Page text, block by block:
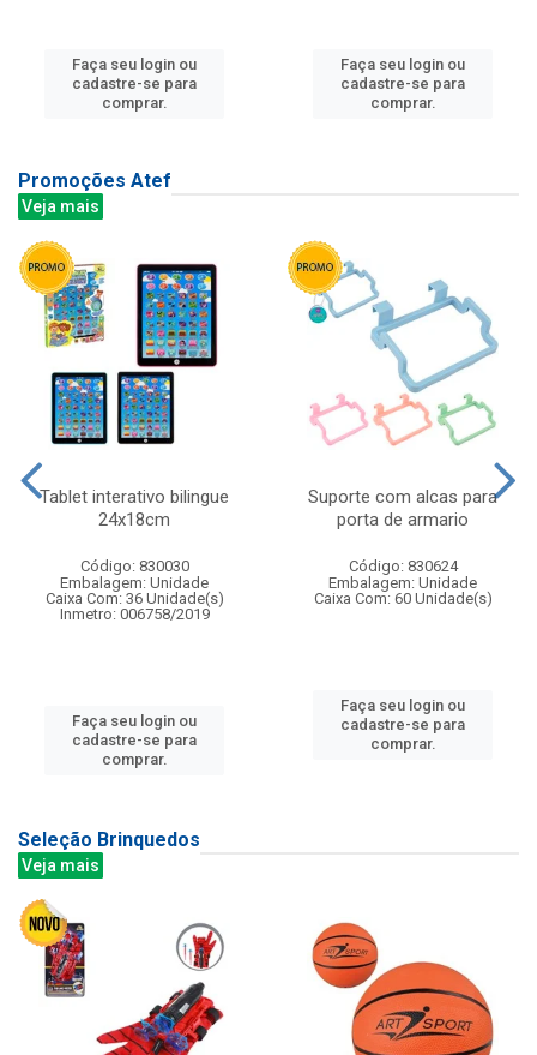
Faça seu login ou
cadastre-se para
comprar.
Faça seu login ou
cadastre-se para
comprar.
Promoções Atef
Veja mais
Tablet interativo bilingue
24x18cm
Código: 830030
Embalagem: Unidade
Caixa Com: 36 Unidade(s)
Inmetro: 006758/2019
Faça seu login ou
cadastre-se para
comprar.
Suporte com alcas para
porta de armario
Código: 830624
Embalagem: Unidade
Caixa Com: 60 Unidade(s)
Faça seu login ou
cadastre-se para
comprar.
Seleção Brinquedos
Veja mais